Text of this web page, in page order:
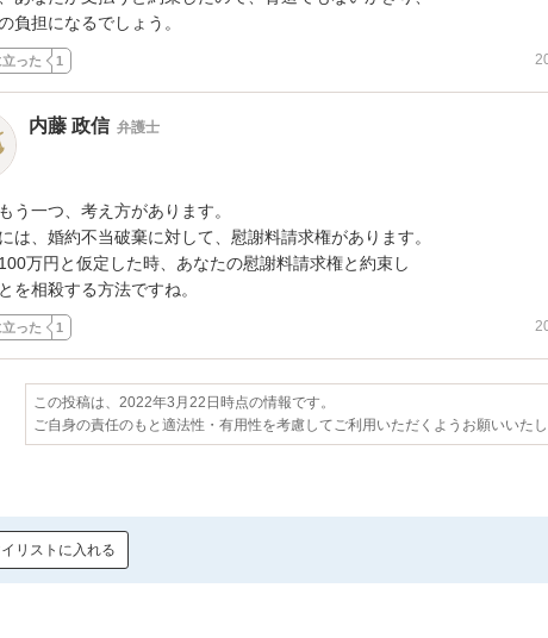
負担になるでしょう。
った 1
内藤 政信 弁護士
う一つ、考え方があります。
は、婚約不当破棄に対して、慰謝料請求権があります。
万円と仮定した時、あなたの慰謝料請求権と約束し
を相殺する方法ですね。
った 1
この投稿は、2022年3月22日時点の情報です。
ご自身の責任のもと適法性・有用性を考慮してご利用いただくようお願いいたし
リストに入れる